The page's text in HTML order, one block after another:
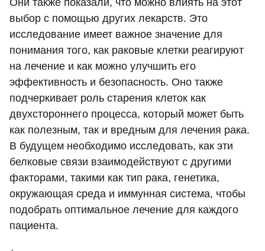
Они также показали, что можно влиять на этот
выбор с помощью других лекарств. Это
исследование имеет важное значение для
понимания того, как раковые клетки реагируют
на лечение и как можно улучшить его
эффективность и безопасность. Оно также
подчеркивает роль старения клеток как
двухстороннего процесса, который может быть
как полезным, так и вредным для лечения рака.
В будущем необходимо исследовать, как эти
белковые связи взаимодействуют с другими
факторами, такими как тип рака, генетика,
окружающая среда и иммунная система, чтобы
подобрать оптимальное лечение для каждого
пациента.